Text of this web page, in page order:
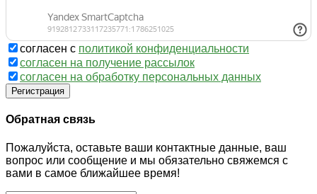
согласен с политикой конфиденциальности
согласен на получение рассылок
согласен на обработку персональных данных
Регистрация
Обратная связь
Пожалуйста, оставьте ваши контактные данные, ваш
вопрос или сообщение и мы обязательно свяжемся с
вами в самое ближайшее время!